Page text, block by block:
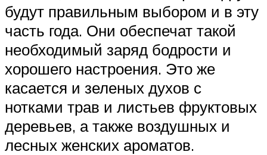
будут правильным выбором и в эту
часть года. Они обеспечат такой
необходимый заряд бодрости и
хорошего настроения. Это же
касается и зеленых духов с
нотками трав и листьев фруктовых
деревьев, а также воздушных и
лесных женских ароматов.